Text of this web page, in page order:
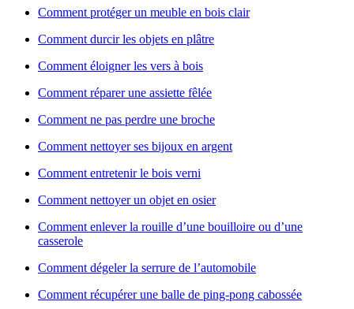
Comment protéger un meuble en bois clair
Comment durcir les objets en plâtre
Comment éloigner les vers à bois
Comment réparer une assiette fêlée
Comment ne pas perdre une broche
Comment nettoyer ses bijoux en argent
Comment entretenir le bois verni
Comment nettoyer un objet en osier
Comment enlever la rouille d’une bouilloire ou d’une
casserole
Comment dégeler la serrure de l’automobile
Comment récupérer une balle de ping-pong cabossée